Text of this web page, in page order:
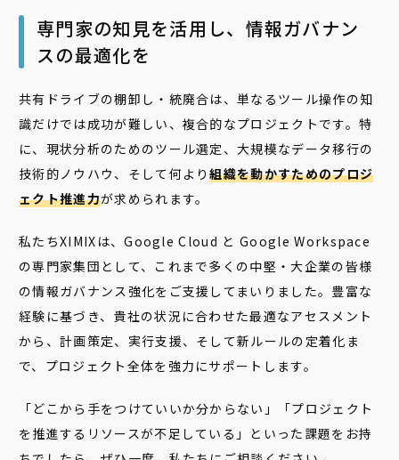
専門家の知見を活用し、情報ガバナン
スの最適化を
共有ドライブの棚卸し・統廃合は、単なるツール操作の知
識だけでは成功が難しい、複合的なプロジェクトです。特
に、現状分析のためのツール選定、大規模なデータ移行の
技術的ノウハウ、そして何より組織を動かすためのプロジ
ェクト推進力が求められます。
私たちXIMIXは、Google Cloud と Google Workspace
の専門家集団として、これまで多くの中堅・大企業の皆様
の情報ガバナンス強化をご支援してまいりました。豊富な
経験に基づき、貴社の状況に合わせた最適なアセスメント
から、計画策定、実行支援、そして新ルールの定着化ま
で、プロジェクト全体を強力にサポートします。
「どこから手をつけていいか分からない」「プロジェクト
を推進するリソースが不足している」といった課題をお持